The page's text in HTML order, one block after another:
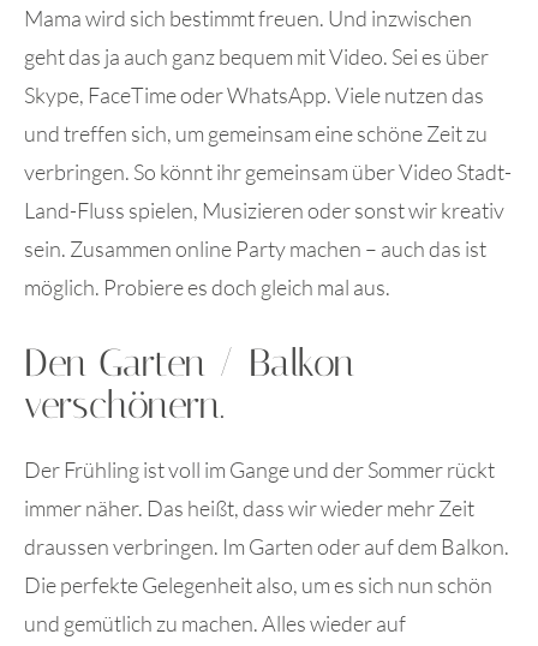
Mama wird sich bestimmt freuen. Und inzwischen
geht das ja auch ganz bequem mit Video. Sei es über
Skype, FaceTime oder WhatsApp. Viele nutzen das
und treffen sich, um gemeinsam eine schöne Zeit zu
verbringen. So könnt ihr gemeinsam über Video Stadt-
Land-Fluss spielen, Musizieren oder sonst wir kreativ
sein. Zusammen online Party machen – auch das ist
möglich. Probiere es doch gleich mal aus.
Den Garten / Balkon
verschönern.
Der Frühling ist voll im Gange und der Sommer rückt
immer näher. Das heißt, dass wir wieder mehr Zeit
draussen verbringen. Im Garten oder auf dem Balkon.
Die perfekte Gelegenheit also, um es sich nun schön
und gemütlich zu machen. Alles wieder auf